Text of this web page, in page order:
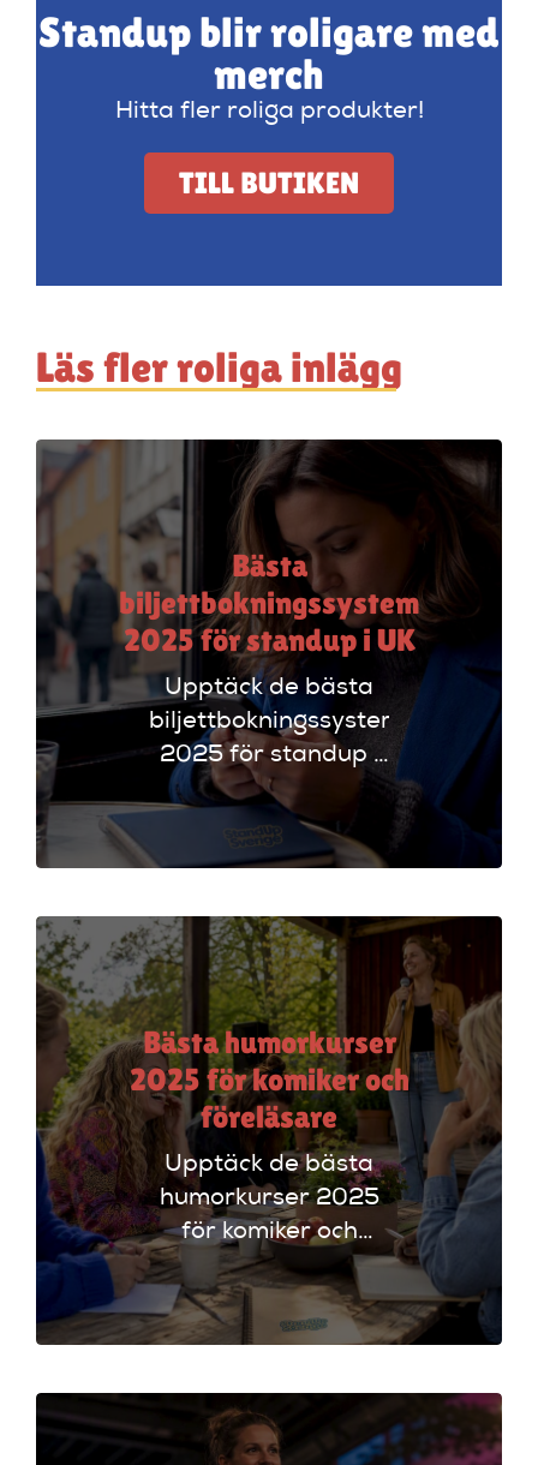
Standup blir roligare med
merch
Hitta fler roliga produkter!
TILL BUTIKEN
Läs fler roliga inlägg
Bästa
biljettbokningssystem
2025 för standup i UK
Upptäck de bästa
biljettbokningssystem
2025 för standup i
UK. Jämför
plattformar som
Ticketmaster och
rätt alternativ!
Bästa humorkurser
2025 för komiker och
föreläsare
Upptäck de bästa
humorkurser 2025
för komiker och
föreläsare. Lär dig
tekniker och få
scenerfarenhet med